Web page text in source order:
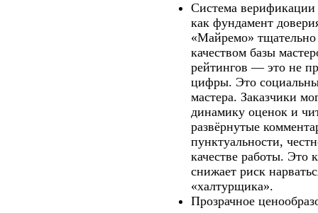
Система верификации
как фундамент
«Майремо» тщательно
качеством базы
рейтингов — это не
цифры. Это
мастера. Заказчики
динамику оценок и
развёрнутые
пунктуальности,
качестве работы. Это
снижает риск
«халтурщика».
Прозрачное